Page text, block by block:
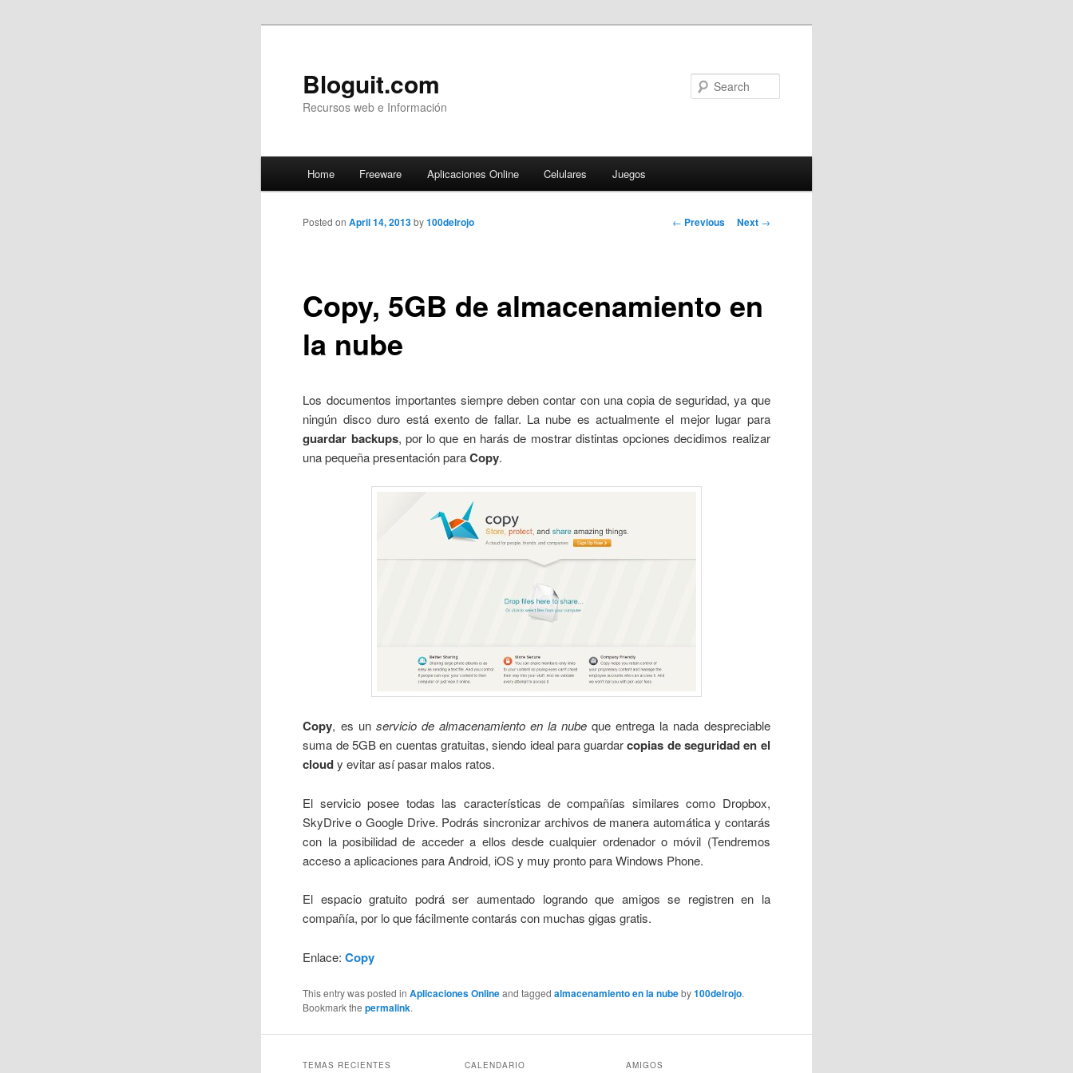
Bloguit.com
Recursos web e Información
Skip
to
content
Home Freeware Aplicaciones Online Celulares Juegos
Post
← Previous Next →
Copy, 5GB de almacenamiento en
la nube
Posted onApril 14, 2013 by100delrojo
Los documentos importantes siempre deben contar con una copia de seguridad, ya que
ningún disco duro está exento de fallar. La nube es actualmente el mejor lugar para
guardar backups, por lo que en harás de mostrar distintas opciones decidimos realizar
una pequeña presentación paraCopy.
Copy, es un servicio de almacenamiento en la nube que entrega la nada despreciable
suma de 5GB en cuentas gratuitas, siendo ideal para guardarcopias de seguridad en el
cloudy evitar así pasar malos ratos.
El servicio posee todas las características de compañías similares como Dropbox,
SkyDrive o Google Drive. Podrás sincronizar archivos de manera automática y contarás
con la posibilidad de acceder a ellos desde cualquier ordenador o móvil (Tendremos
acceso a aplicaciones para Android, iOS y muy pronto para Windows Phone.
El espacio gratuito podrá ser aumentado logrando que amigos se registren en la
compañía, por lo que fácilmente contarás con muchas gigas gratis.
Enlace:Copy
This entry was posted inAplicaciones Onlineand taggedalmacenamiento en la nubeby100delrojo.
Bookmark thepermalink.
TEMAS RECIENTES CALENDARIO AMIGOS